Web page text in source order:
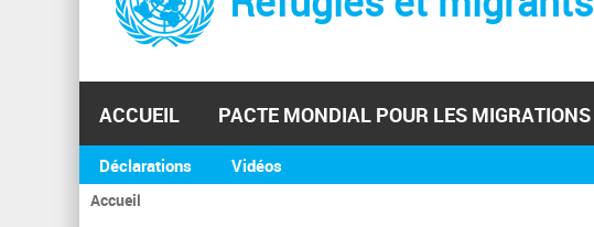
ACCUEIL PACTE MONDIAL POUR LES MIGRATIONS
Déclarations Vidéos
Vous
Accueil